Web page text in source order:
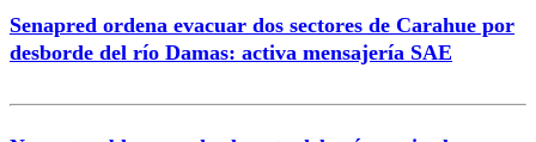
Senapred ordena evacuar dos sectores de Carahue por
desborde del río Damas: activa mensajería SAE